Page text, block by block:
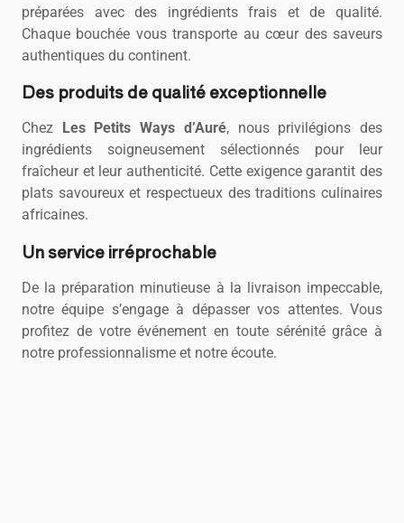
préparées avec des ingrédients frais et de qualité.
Chaque bouchée vous transporte au cœur des saveurs
authentiques du continent.
Des produits de qualité exceptionnelle
Chez Les Petits Ways d’Auré, nous privilégions des
ingrédients soigneusement sélectionnés pour leur
fraîcheur et leur authenticité. Cette exigence garantit des
plats savoureux et respectueux des traditions culinaires
africaines.
Un service irréprochable
De la préparation minutieuse à la livraison impeccable,
notre équipe s’engage à dépasser vos attentes. Vous
profitez de votre événement en toute sérénité grâce à
notre professionnalisme et notre écoute.